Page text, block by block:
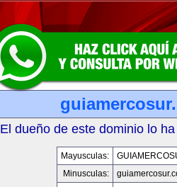
El dueño de este dominio lo
Mayusculas:
Minusculas: